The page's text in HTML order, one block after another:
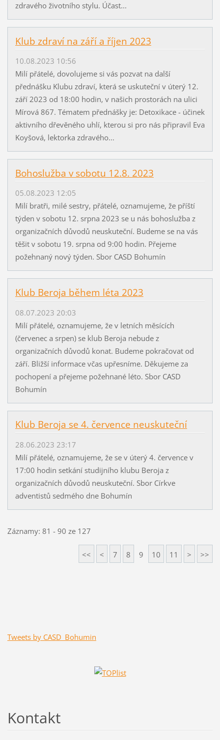
zdravého životního stylu. Účast...
Klub zdraví na září a říjen 2023
10.08.2023 10:56
Milí přátelé, dovolujeme si vás pozvat na další
přednášku Klubu zdraví, která se uskuteční v úterý 12.
září 2023 od 18:00 hodin, v našich prostorách na ulici
Mírová 867. Tématem přednášky je: Detoxikace - účinek
aktivního dřevěného uhlí, kterou si pro nás připravil Eva
Koyšová, lektorka zdravého...
Bohoslužba v sobotu 12.8. 2023
05.08.2023 12:05
Milí bratři, milé sestry, přátelé, oznamujeme, že příští
týden v sobotu 12. srpna 2023 se u nás bohoslužba z
organizačních důvodů neuskuteční. Budeme se na vás
těšit v sobotu 19. srpna od 9:00 hodin. Přejeme
požehnaný nový týden. Sbor CASD Bohumín
Klub Beroja během léta 2023
08.07.2023 20:03
Milí přátelé, oznamujeme, že v letních měsících
(červenec a srpen) se klub Beroja nebude z
organizačních důvodů konat. Budeme pokračovat od
září. Bližší informace včas upřesníme. Děkujeme za
pochopení a přejeme požehnané léto. Sbor CASD
Bohumín
Klub Beroja se 4. července neuskuteční
28.06.2023 23:17
Milí přátelé, oznamujeme, že se v úterý 4. července v
17:00 hodin setkání studijního klubu Beroja z
organizačních důvodů neuskuteční. Sbor Církve
adventistů sedmého dne Bohumín
Záznamy: 81 - 90 ze 127
<< < 7 8 9 10 11 > >>
Tweets by CASD_Bohumin
Kontakt